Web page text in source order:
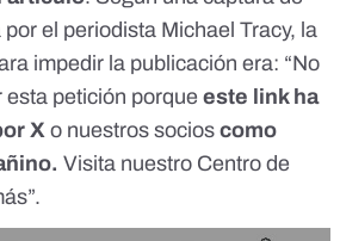
el periodista Michael Tracy, la
impedir la publicación era: “No
petición porque este link ha
X o nuestros socios como
Visita nuestro Centro de